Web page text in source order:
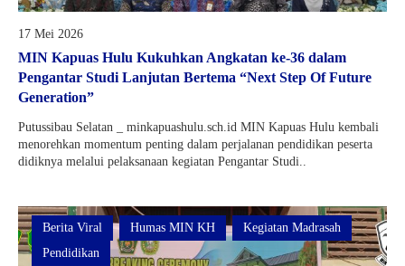
17 Mei 2026
MIN Kapuas Hulu Kukuhkan Angkatan ke-36 dalam
Pengantar Studi Lanjutan Bertema “Next Step Of Future
Generation”
Putussibau Selatan _ minkapuashulu.sch.id MIN Kapuas Hulu kembali
menorehkan momentum penting dalam perjalanan pendidikan peserta
didiknya melalui pelaksanaan kegiatan Pengantar Studi..
Berita Viral Humas MIN KH
Kegiatan Madrasah
Pendidikan